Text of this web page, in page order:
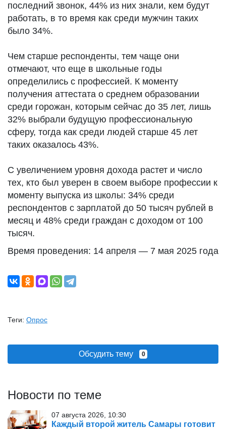
последний звонок, 44% из них знали, кем будут
работать, в то время как среди мужчин таких
было 34%.
Чем старше респонденты, тем чаще они
отмечают, что еще в школьные годы
определились с профессией. К моменту
получения аттестата о среднем образовании
среди горожан, которым сейчас до 35 лет, лишь
32% выбрали будущую профессиональную
сферу, тогда как среди людей старше 45 лет
таких оказалось 43%.
С увеличением уровня дохода растет и число
тех, кто был уверен в своем выборе профессии к
моменту выпуска из школы: 34% среди
респондентов с зарплатой до 50 тысяч рублей в
месяц и 48% среди граждан с доходом от 100
тысяч.
Время проведения: 14 апреля — 7 мая 2025 года
Теги: Опрос
Обсудить тему 0
Новости по теме
07 августа 2026, 10:30
Каждый второй житель Самары готовит